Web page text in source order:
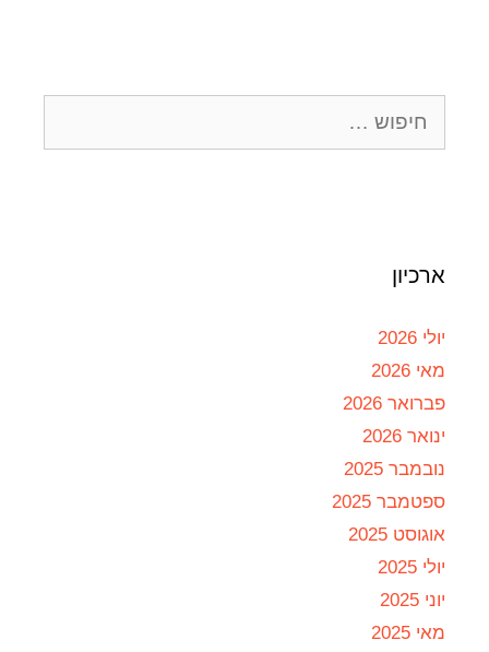
ארכיון
יולי 2026
מאי 2026
פברואר 2026
ינואר 2026
נובמבר 2025
ספטמבר 2025
אוגוסט 2025
יולי 2025
יוני 2025
מאי 2025